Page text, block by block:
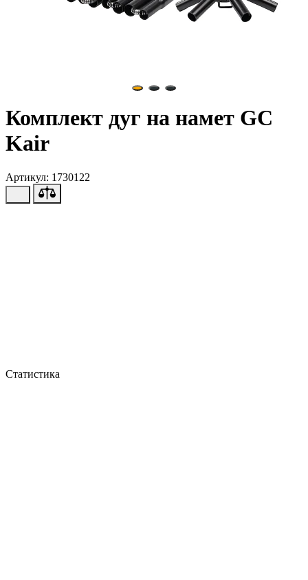
Комплект дуг на намет GC
Kair
Артикул: 1730122
Статистика